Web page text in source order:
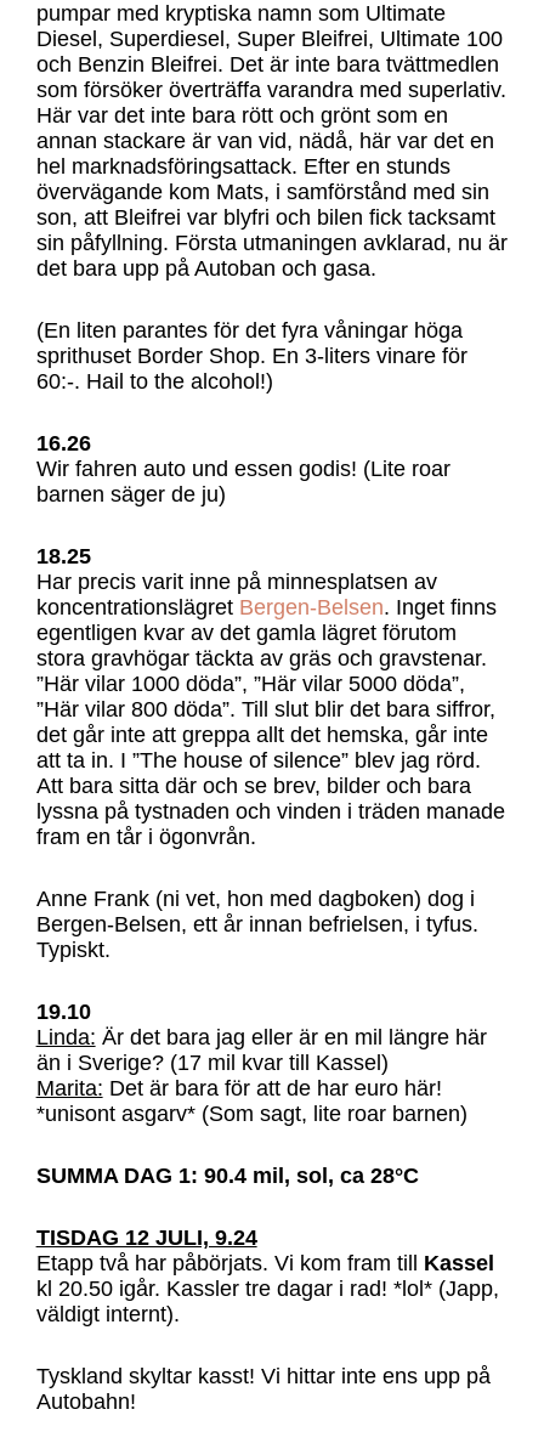
pumpar med kryptiska namn som Ultimate
Diesel, Superdiesel, Super Bleifrei, Ultimate 100
och Benzin Bleifrei. Det är inte bara tvättmedlen
som försöker överträffa varandra med superlativ.
Här var det inte bara rött och grönt som en
annan stackare är van vid, nädå, här var det en
hel marknadsföringsattack. Efter en stunds
övervägande kom Mats, i samförstånd med sin
son, att Bleifrei var blyfri och bilen fick tacksamt
sin påfyllning. Första utmaningen avklarad, nu är
det bara upp på Autoban och gasa.
(En liten parantes för det fyra våningar höga
sprithuset Border Shop. En 3-liters vinare för
60:-. Hail to the alcohol!)
16.26
Wir fahren auto und essen godis! (Lite roar
barnen säger de ju)
18.25
Har precis varit inne på minnesplatsen av
koncentrationslägret Bergen-Belsen. Inget finns
egentligen kvar av det gamla lägret förutom
stora gravhögar täckta av gräs och gravstenar.
”Här vilar 1000 döda”, ”Här vilar 5000 döda”,
”Här vilar 800 döda”. Till slut blir det bara siffror,
det går inte att greppa allt det hemska, går inte
att ta in. I ”The house of silence” blev jag rörd.
Att bara sitta där och se brev, bilder och bara
lyssna på tystnaden och vinden i träden manade
fram en tår i ögonvrån.
Anne Frank (ni vet, hon med dagboken) dog i
Bergen-Belsen, ett år innan befrielsen, i tyfus.
Typiskt.
19.10
Linda: Är det bara jag eller är en mil längre här
än i Sverige? (17 mil kvar till Kassel)
Marita: Det är bara för att de har euro här!
*unisont asgarv* (Som sagt, lite roar barnen)
SUMMA DAG 1: 90.4 mil, sol, ca 28°C
TISDAG 12 JULI, 9.24
Etapp två har påbörjats. Vi kom fram till Kassel
kl 20.50 igår. Kassler tre dagar i rad! *lol* (Japp,
väldigt internt).
Tyskland skyltar kasst! Vi hittar inte ens upp på
Autobahn!